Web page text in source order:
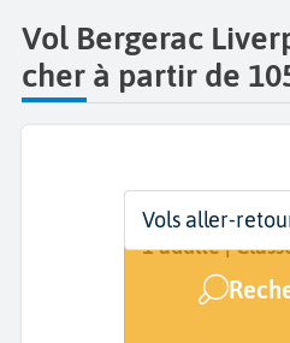
Vol Bergerac
cher à partir de
Départ
Bergerac (EGC)
Dates
Dates de votre
Voyageurs |
1 adulte |
Vols aller-